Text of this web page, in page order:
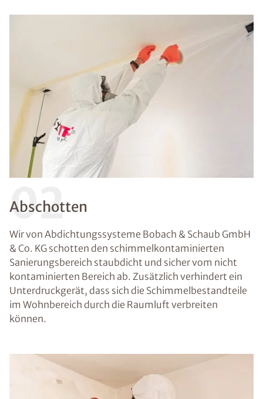
02
Abschotten
Wir von Abdichtungssysteme Bobach & Schaub GmbH
& Co. KG schotten den schimmelkontaminierten
Sanierungsbereich staubdicht und sicher vom nicht
kontaminierten Bereich ab. Zusätzlich verhindert ein
Unterdruckgerät, dass sich die Schimmelbestandteile
im Wohnbereich durch die Raumluft verbreiten
können.